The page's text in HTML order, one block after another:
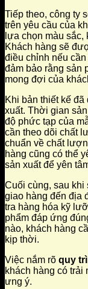
Tiếp theo, công ty
trên yêu cầu của
lựa chọn màu
Khách hàng sẽ
điều chỉnh nếu
đảm bảo rằng sản
mong đợi của
Khi bản thiết kế
xuất. Thời gian
độ phức tạp của
cần theo dõi chất
chuẩn về chất
hàng cũng có thể
sản xuất để yên
Cuối cùng, sau khi
giao hàng đến địa
tra hàng hóa kỹ
phẩm đáp ứng
nào, khách hàng
kịp thời.
Việc nắm rõ quy
khách hàng có
ưng ý.